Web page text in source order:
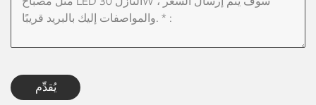
يُقدِّم